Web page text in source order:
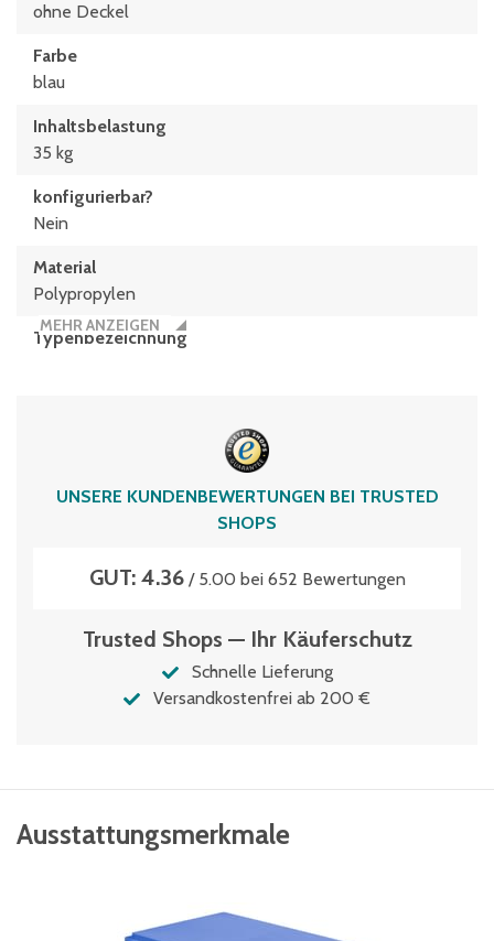
ohne Deckel
Farbe
blau
Inhaltsbelastung
35 kg
konfigurierbar?
Nein
Material
Polypropylen
Typen­be­zeich­nung
MEHR ANZEIGEN
UNSERE KUNDENBEWERTUNGEN BEI TRUSTED
SHOPS
GUT: 4.36/ 5.00 bei 652 Bewertungen
Trusted Shops — Ihr Käuferschutz
Schnelle Lieferung
Versandkostenfrei ab 200 €
Ausstattungsmerkmale